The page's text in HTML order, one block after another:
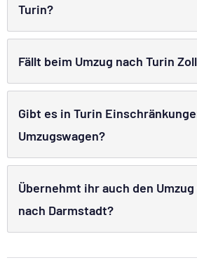
Turin?
Fällt beim Umzug nach Turin
Gibt es in Turin
Umzugswagen?
Übernehmt ihr auch den
nach Darmstadt?